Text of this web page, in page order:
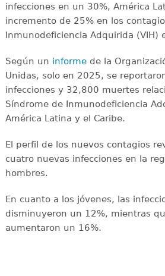
infecciones en un 30%, América
incremento de 25% en los
Inmunodeficiencia Adquirida (VIH)
Según un informede la
Unidas, solo en 2025, se
infecciones y 32,800 muertes
Síndrome de Inmunodeficiencia
América Latina y el Caribe.
El perfil de los nuevos contagios
cuatro nuevas infecciones en la
hombres.
En cuanto a los jóvenes, las
disminuyeron un 12%, mientras
aumentaron un 16%.